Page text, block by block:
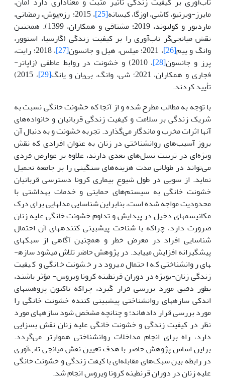
مایرز-ویرتیو، کاشی، اوزگا، کیسانه[25]
، 2015؛ رزم‌پوش، رمضانی،
ماردپور و کولیوند، 2019؛ مشتاقی و همکاران، 1399). همچنین
نقش میانجی‌گر تاب‌آوری را بر کیفیت زندگی (گارسیا، استوور،
وانگ و ییم[26] ، 2021؛ میلس، هیل و جانسون [27]
، 2018؛ رایت،
پرز و جانسون[28]
، 2010) و خشونت در روابط عاطفی (زاپاتر-
فجاری و همکاران، 2021؛ شی، وانگ، بی‌یان و یانگ
[29]
، 2015)
تأیید کردند.
با توجه به مطالب مطرح شده و از آنجا که خشونت خانگی نسبت به
شریک زندگی بر سلامت و کیفیت زندگی قربانیان و خانواده‌های
آنها اثرات مخرب و ماندگار می‌گذارد. تجربه خشونت و به دنبال آن
بروز آسیب‌های روانشناختی در زنان به عنوان افرادی که نقش
ویژه‌ای در تربیت نسل‌های بعدی دارند، علاوه بر عوارض فردی
می‌تواند در طولانی مدت هزینه‌های سنگینی را بر جامعه تحمیل
نماید. از سویی در طول شیوع بیماری کرونا دسترسی قربانیان
خشونت خانگی به سیستم‌های حمایتی و خدمات بهداشتی با
محدودیت مواجه شده است، بنابراین شناسایی مدل­هایی برای درک
مکانیسم­های دخیل در پیدایش و تداوم خشونت خانگی علیه زنان
ضرورت دارد، چراکه با شناخت پیش­بینی کننده­­های آن احتمال
شناسایی افراد در معرض خطر و همچنین آگاهی از سبکهای
پیشگیرانه افزایش می­یابد. در پژوهش حاضر تلاش می­شود سازه­
های روانشناختی که احتمال می­رود در خشونت خانگی و کیفیت
زندگی زنان-بویژه در دوران قرنطینه کرونا ویروس- مؤثر باشند،
بطور دقیق مورد بررسی قرار گیرد، چراکه تاکنون پژوهش­های
اندکی سازه­های روانشناختی پیش­بینی کننده خشونت خانگی را
مورد بررسی قرار داده­اند؛ و چنانچه مشخص شود سازه­های مورد
نظر در کیفیت زندگی و خشونت خانگی علیه زنان نقش بسزایی
دارد، راه برای انجام مداخلات روانشناختی هموارتر می‌گردد.
براین اساس پژوهش حاضر با هدف تعیین نقش میانجی تاب‌آوری
در رابطه بین سبک‌های مقابله‌ای با کیفت زندگی و خشونت خانگی
علیه زنان در دوران قرنطینه کرونا ویروس انجام شد.